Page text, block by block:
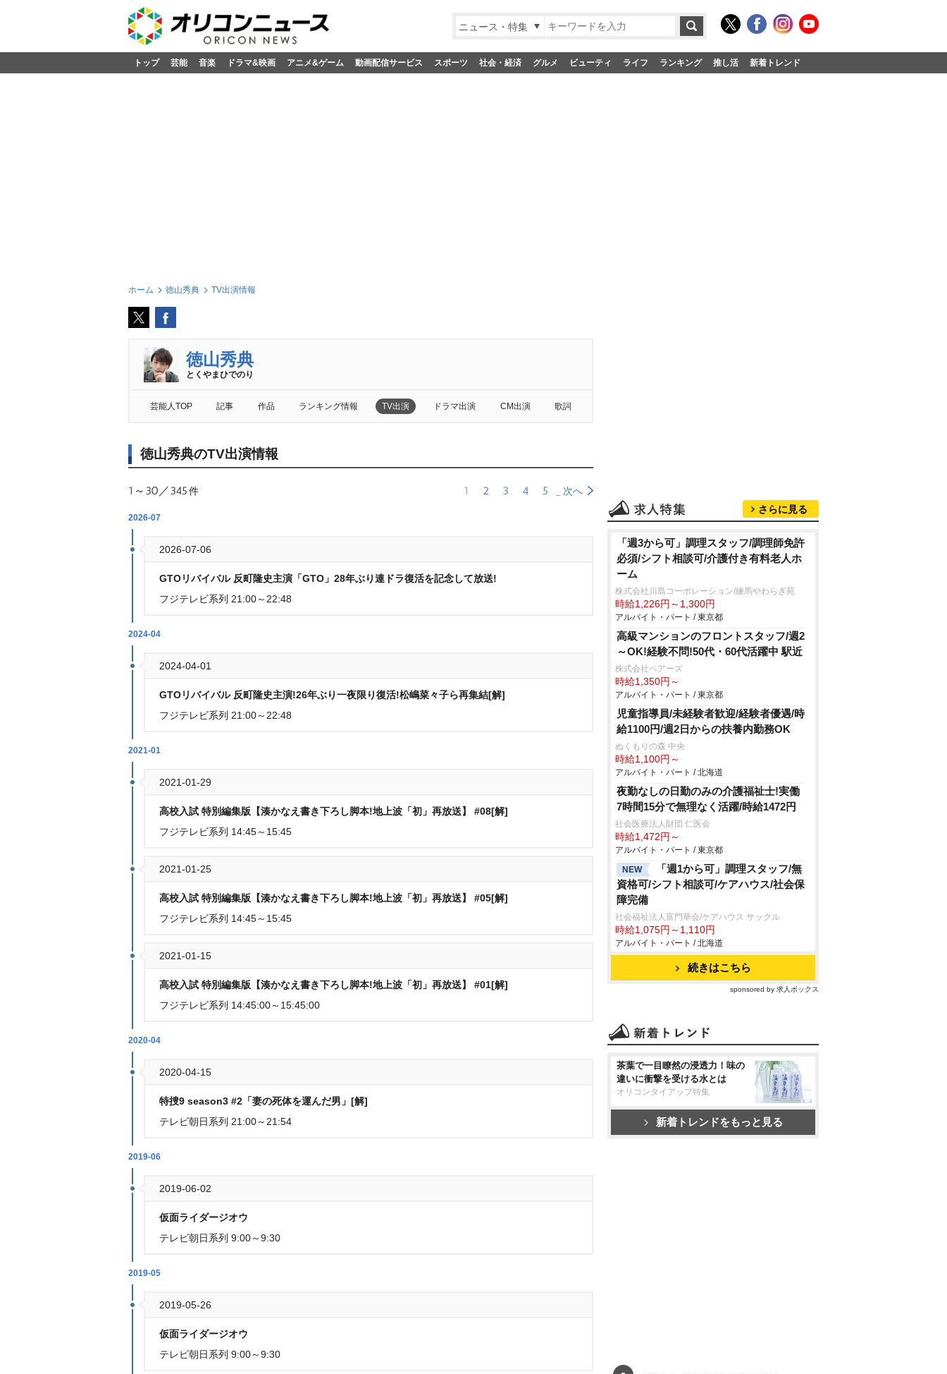
ニュース・特集
トップ 芸能 音楽 ドラマ&映画 アニメ&ゲーム 動画配信サービス スポーツ 社会・経済 グルメ ビューティ ライフ ランキング 推し活 新着トレンド
ホーム 徳山秀典 TV出演情報
徳山秀典
とくやまひでのり
芸能人TOP 記事 作品 ランキング情報 TV出演 ドラマ出演 CM出演 歌詞
徳山秀典のTV出演情報
1～30／345件 1 2 3 4 5 次へ
2026-07
2026-07-06
GTOリバイバル 反町隆史主演「GTO」28年ぶり連ドラ復活を記念して放送!
フジテレビ系列 21:00～22:48
2024-04
2024-04-01
GTOリバイバル 反町隆史主演!26年ぶり一夜限り復活!松嶋菜々子ら再集結[解]
フジテレビ系列 21:00～22:48
2021-01
2021-01-29
高校入試 特別編集版【湊かなえ書き下ろし脚本!地上波「初」再放送】 #08[解]
フジテレビ系列 14:45～15:45
2021-01-25
高校入試 特別編集版【湊かなえ書き下ろし脚本!地上波「初」再放送】 #05[解]
フジテレビ系列 14:45～15:45
2021-01-15
高校入試 特別編集版【湊かなえ書き下ろし脚本!地上波「初」再放送】 #01[解]
フジテレビ系列 14:45:00～15:45:00
2020-04
2020-04-15
特捜9 season3 #2「妻の死体を運んだ男」[解]
テレビ朝日系列 21:00～21:54
2019-06
2019-06-02
仮面ライダージオウ
テレビ朝日系列 9:00～9:30
2019-05
2019-05-26
仮面ライダージオウ
テレビ朝日系列 9:00～9:30
さらに見る
「週3から可」調理スタッフ/調理師免許
必須/シフト相談可/介護付き有料老人ホ
ーム
株式会社川島コーポレーション/練馬やわらぎ苑
時給1,226円～1,300円
アルバイト・パート / 東京都
高級マンションのフロントスタッフ/週2
～OK!経験不問!50代・60代活躍中 駅近
株式会社ベアーズ
時給1,350円～
アルバイト・パート / 東京都
児童指導員/未経験者歓迎/経験者優遇/時
給1100円/週2日からの扶養内勤務OK
ぬくもりの森 中央
時給1,100円～
アルバイト・パート / 北海道
夜勤なしの日勤のみの介護福祉士!実働
7時間15分で無理なく活躍/時給1472円
社会医療法人財団 仁医会
時給1,472円～
アルバイト・パート / 東京都
NEW
「週1から可」調理スタッフ/無
資格可/シフト相談可/ケアハウス/社会保
障完備
社会福祉法人富門華会/ケアハウス サックル
時給1,075円～1,110円
アルバイト・パート / 北海道
続きはこちら
sponsored by 求人ボックス
茶葉で一目瞭然の浸透力！味の
違いに衝撃を受ける水とは
オリコンタイアップ特集
新着トレンドをもっと見る